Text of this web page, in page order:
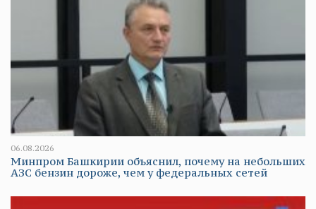
06.08.2026
Минпром Башкирии объяснил, почему на небольших
АЗС бензин дороже, чем у федеральных сетей